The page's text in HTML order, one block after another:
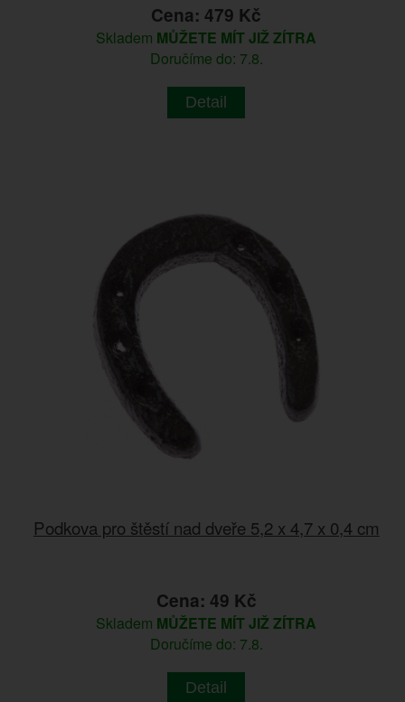
Cena: 479 Kč
Skladem MŮŽETE MÍT JIŽ ZÍTRA
Doručíme do: 7.8.
Detail
Podkova pro štěstí nad dveře 5,2 x 4,7 x 0,4 cm
Cena: 49 Kč
Skladem MŮŽETE MÍT JIŽ ZÍTRA
Doručíme do: 7.8.
Detail